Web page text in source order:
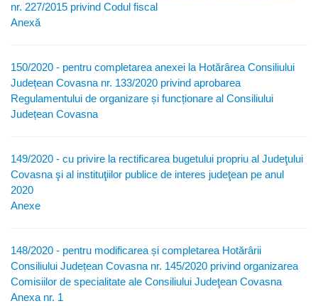
nr. 227/2015 privind Codul fiscal
Anexă
150/2020 - pentru completarea anexei la Hotărârea Consiliului
Județean Covasna nr. 133/2020 privind aprobarea
Regulamentului de organizare și funcționare al Consiliului
Județean Covasna
149/2020 - cu privire la rectificarea bugetului propriu al Judeţului
Covasna şi al instituţiilor publice de interes judeţean pe anul
2020
Anexe
148/2020 - pentru modificarea și completarea Hotărârii
Consiliului Județean Covasna nr. 145/2020 privind organizarea
Comisiilor de specialitate ale Consiliului Judeţean Covasna
Anexa nr. 1